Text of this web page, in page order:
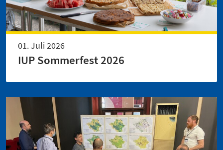
01. Juli 2026
IUP Sommerfest 2026